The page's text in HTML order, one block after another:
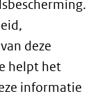
deze
helpt het
informatie